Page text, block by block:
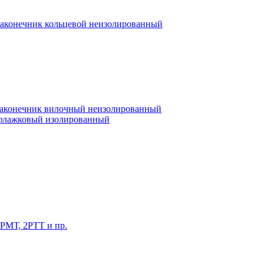
кольцевой неизолированный
вилочный неизолированный
изолированный
2РТТ и пр.